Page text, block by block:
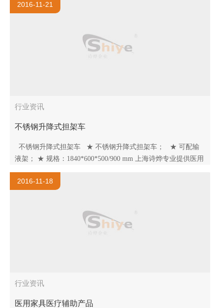
2016-11-21
行业资讯
不锈钢升降式担架车
不锈钢升降式担架车 ★ 不锈钢升降式担架车； ★ 可配输
液架； ★ 规格：1840*600*500/900 mm 上海诗烨专业提供医用
家具、医用设备，产品涉及医用病床、中药柜、..
2016-11-18
行业资讯
医用家具医疗辅助产品